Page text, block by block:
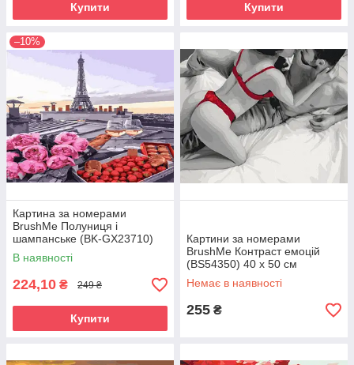
Купити Купити
–10%
Картина за номерами
BrushMe Полуниця і
шампанське (BK-GX23710)
40 х 50 см
В наявності
224,10 ₴ 249 ₴
Купити
Картини за номерами
BrushMe Контраст емоцій
(BS54350) 40 х 50 см
Немає в наявності
255 ₴